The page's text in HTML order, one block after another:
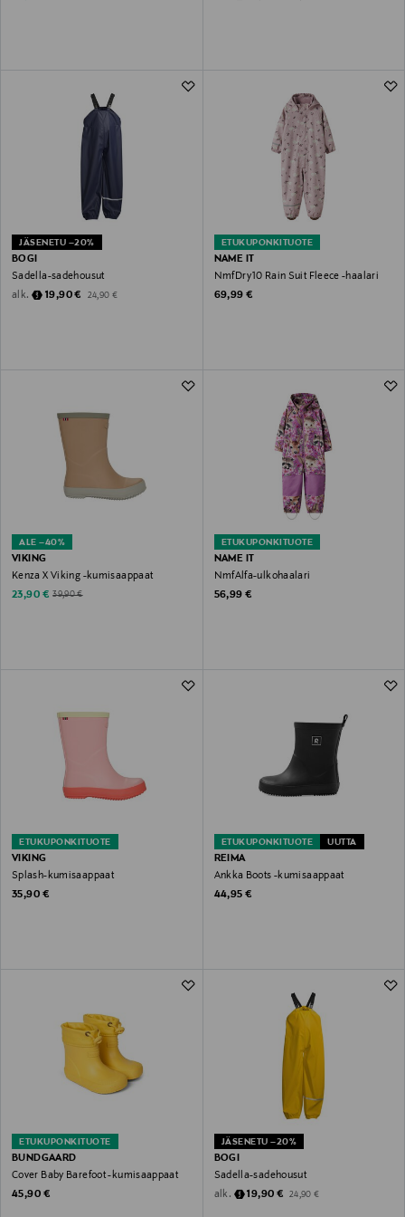
JÄSENETU –20%
BOGI
Sadella-sadehousut
alk.
Discounted Price
19,90 € Original Price
24,90 €
ETUKUPONKITUOTE
NAME IT
NmfDry10 Rain Suit Fleece -haalari
Original Price
69,99 €
ALE –40%
VIKING
Kenza X Viking -kumisaappaat
Discounted Price
23,90 € Original Price
39,90 €
ETUKUPONKITUOTE
NAME IT
NmfAlfa-ulkohaalari
Original Price
56,99 €
ETUKUPONKITUOTE
VIKING
Splash-kumisaappaat
Original Price
35,90 €
ETUKUPONKITUOTE UUTTA
REIMA
Ankka Boots -kumisaappaat
Original Price
44,95 €
ETUKUPONKITUOTE
BUNDGAARD
Cover Baby Barefoot -kumisaappaat
Original Price
45,90 €
JÄSENETU –20%
BOGI
Sadella-sadehousut
alk.
Discounted Price
19,90 € Original Price
24,90 €